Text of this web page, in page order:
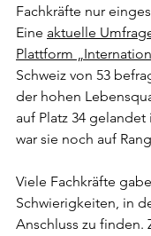
Fachkräfte nur
Eine aktuelle
Plattform
Schweiz von 53
der hohen
auf Platz 34 gelandet
war sie noch auf
Viele Fachkräfte
Schwierigkeiten, in
Anschluss zu finden.